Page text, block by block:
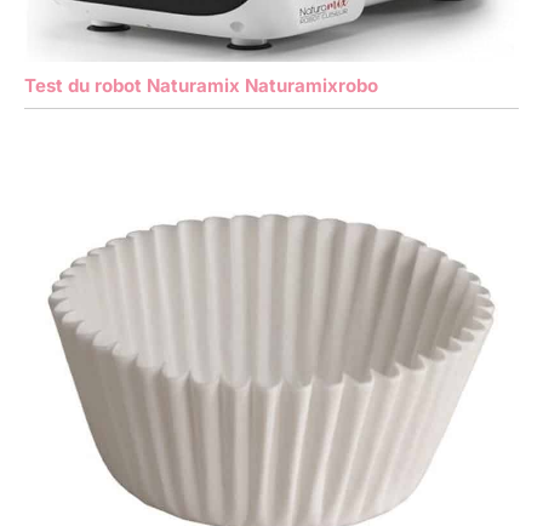
Test du robot Naturamix Naturamixrobo